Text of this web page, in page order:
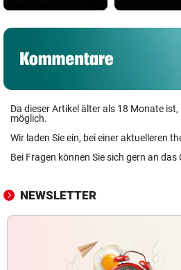
Da dieser Artikel älter als 18 Monate
möglich.
Wir laden Sie ein, bei einer aktuelleren
Bei Fragen können Sie sich gern an
NEWSLETTER